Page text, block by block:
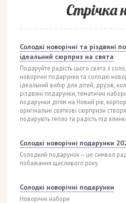
Стрічка
Солодкі новорічні та різдвяні
ідеальний сюрприз на свята
Подаруйте радість цього свята з
новорічні подарунки та солодкі
ідеальний вибір для дітей, друзів,
різдвяні подарунки, тематичні
подарунки дітям на Новий рік,
оригінальні святкові сюрпризи
подарують тепло та радість під
Солодкі новорічні подарунки
Солодкий подарунок — це символ
побажання щасливого року.
Солодкі новорічні подарунки
Новорічні набори